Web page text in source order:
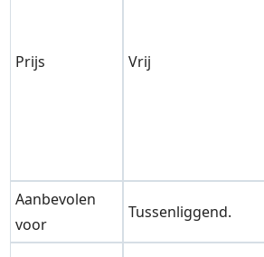
Prijs Vrij
Aanbevolen
voor
Tussenliggend.